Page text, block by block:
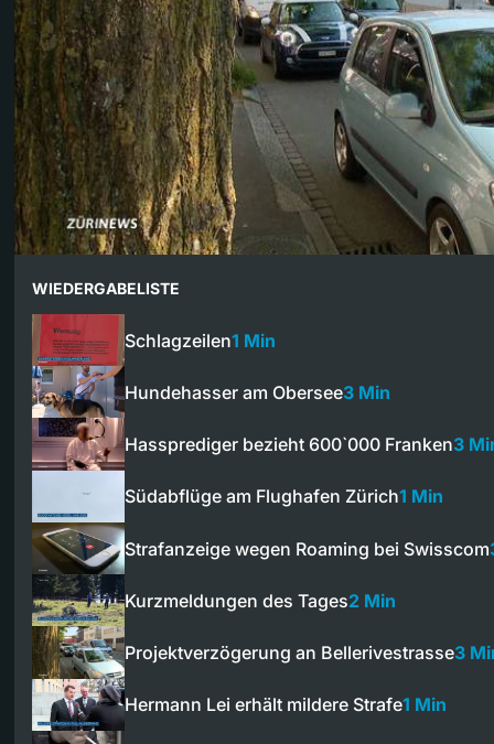
WIEDERGABELISTE
Schlagzeilen1 Min
Hundehasser am Obersee3 Min
Hassprediger bezieht 600`000 Franken3
Südabflüge am Flughafen Zürich1 Min
Strafanzeige wegen Roaming bei Swisscom
Kurzmeldungen des Tages2 Min
Projektverzögerung an Bellerivestrasse3
Hermann Lei erhält mildere Strafe1 Min